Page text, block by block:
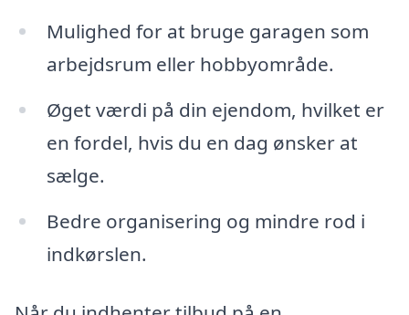
Mulighed for at bruge garagen som
arbejdsrum eller hobbyområde.
Øget værdi på din ejendom, hvilket er
en fordel, hvis du en dag ønsker at
sælge.
Bedre organisering og mindre rod i
indkørslen.